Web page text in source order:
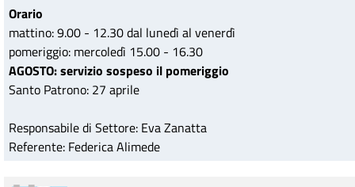
Orario
mattino: 9.00 - 12.30 dal lunedì al venerdì
pomeriggio: mercoledì 15.00 - 16.30
AGOSTO: servizio sospeso il pomeriggio
Santo Patrono: 27 aprile
Responsabile di Settore: Eva Zanatta
Referente: Federica Alimede